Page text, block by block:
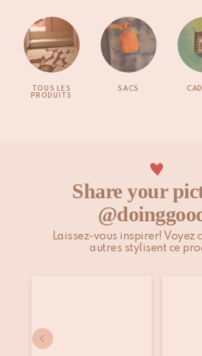
TOUS LES
PRODUITS
SACS
Share your
Laissez-vous inspirer! Voyez
autres stylisent ce